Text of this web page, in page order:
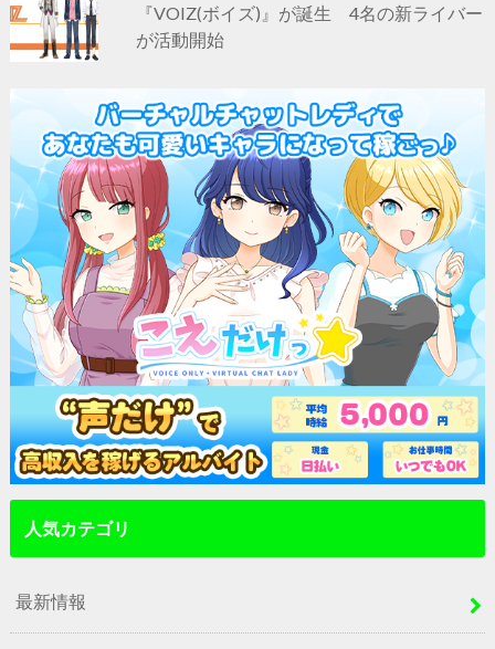
『VOIZ(ボイズ)』が誕生 4名の新ライバー
が活動開始
人気カテゴリ
最新情報